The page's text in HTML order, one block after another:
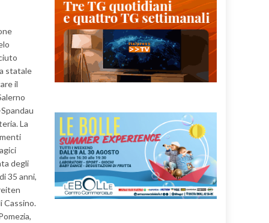
statale
il
La
degli
35 anni,
Cassino.